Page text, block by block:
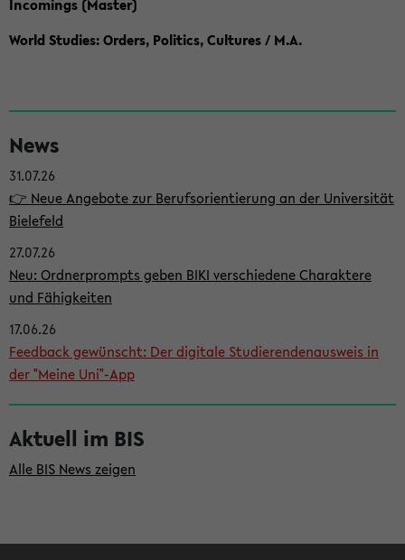
Incomings (Master)
World Studies: Orders, Politics, Cultures / M.A.
e
i
t
e
n
l
e
i
s
t
e
News
31.07.26
👉 Neue Angebote zur Berufsorientierung an der Universität
Bielefeld
27.07.26
Neu: Ordnerprompts geben BIKI verschiedene Charaktere
und Fähigkeiten
17.06.26
Feedback gewünscht: Der digitale Studierendenausweis in
der "Meine Uni"-App
Aktuell im BIS
Alle BIS News zeigen